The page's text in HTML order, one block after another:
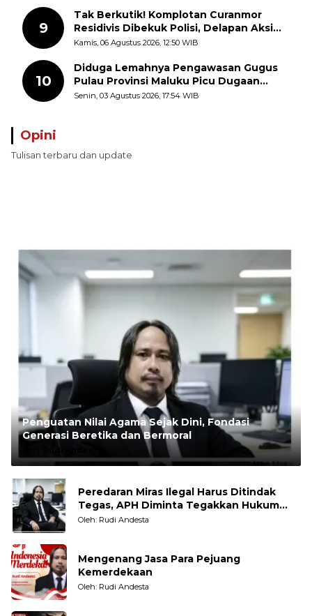
9
Tak Berkutik! Komplotan Curanmor
Residivis Dibekuk Polisi, Delapan Aksi
Curanmor Di Candipuro Terungkap
Kamis, 06 Agustus 2026, 12:50 WIB
10
Diduga Lemahnya Pengawasan Gugus
Pulau Provinsi Maluku Picu Dugaan
Pungli terhadap Nelayan Bale-Bale di
Senin, 03 Agustus 2026, 17:54 WIB
Opini
Tulisan terbaru dan update
Penguatan Nilai Agama Sejak Dini, Fondasi
Generasi Beretika dan Bermoral
Rudi Andesta
Peredaran Miras Ilegal Harus Ditindak
Tegas, APH Diminta Tegakkan Hukum
Tanpa Pandang Bulu
Oleh: Rudi Andesta
Mengenang Jasa Para Pejuang
Kemerdekaan
Oleh: Rudi Andesta